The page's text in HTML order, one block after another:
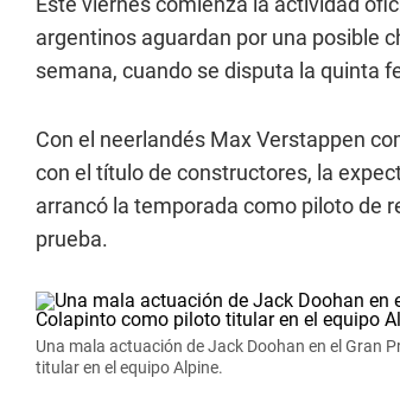
argentinos aguardan por una posible
semana, cuando se disputa la quinta
Con el neerlandés Max Verstappen
con el título de constructores, la
arrancó la temporada como piloto de
prueba.
Una mala actuación de Jack Doohan en el Gran
titular en el equipo Alpine.